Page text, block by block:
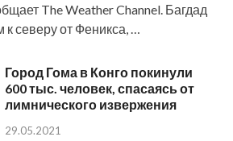
The Weather Channel. Багдад
северу от Феникса, …
Город Гома в Конго покинули
600 тыс. человек, спасаясь от
лимнического извержения
29.05.2021